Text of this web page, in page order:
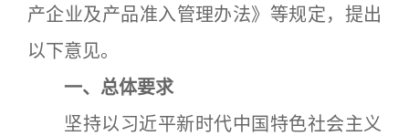
产企业及产品准入管理办法》等规定，提出
以下意见。
一、总体要求
坚持以习近平新时代中国特色社会主义